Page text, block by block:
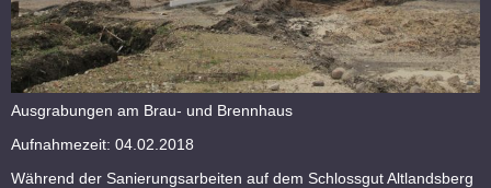
Ausgrabungen am Brau- und Brennhaus
Aufnahmezeit: 04.02.2018
Während der Sanierungsarbeiten auf dem Schlossgut Altlandsberg